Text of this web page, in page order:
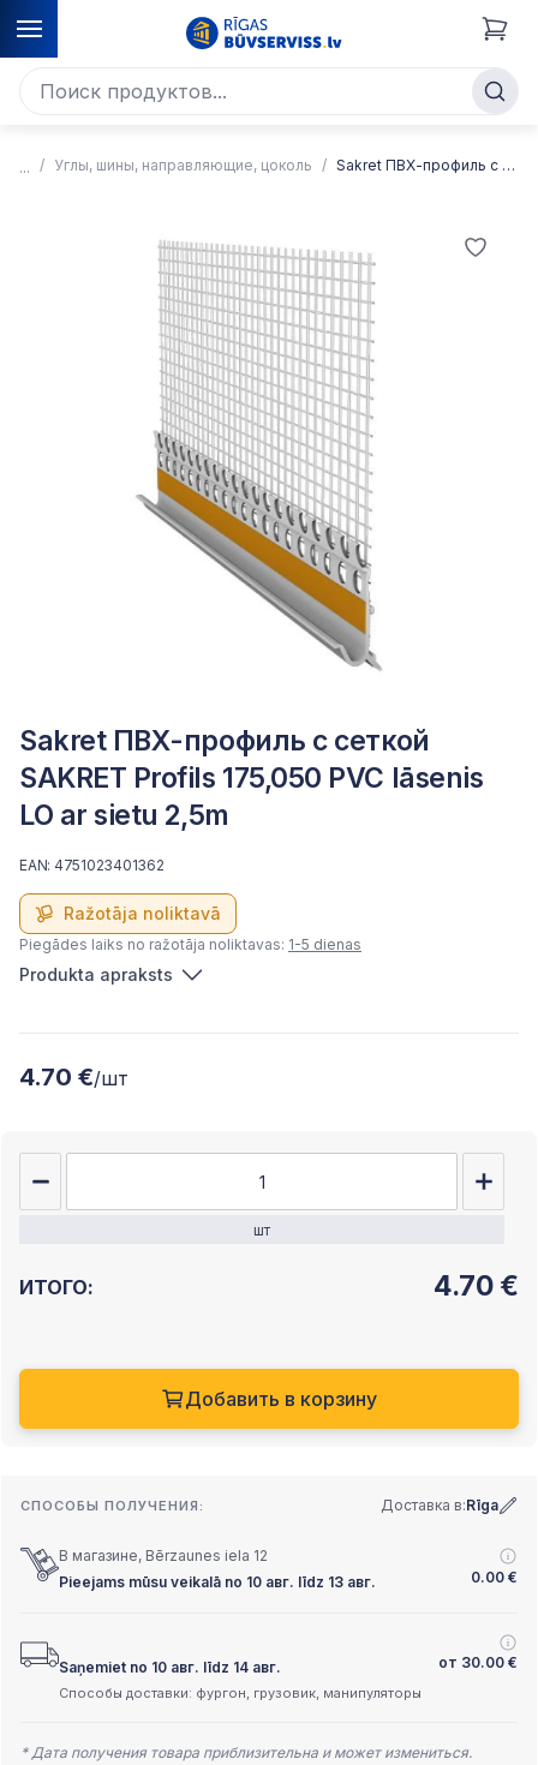
Углы, шины, направляющие, цоколь Sakret ПВХ-профиль с сеткой
Sakret ПВХ-профиль с сеткой
SAKRET Profils 175,050 PVC lāsenis
LO ar sietu 2,5m
Ražotāja noliktavā
EAN: 4751023401362
Piegādes laiks no ražotāja noliktavas: 1-5 dienas
Produkta apraksts
4.70 €/шт
шт
ИТОГО: 4.70 €
Добавить в корзину
СПОСОБЫ ПОЛУЧЕНИЯ: Доставка в:Rīga
В магазине, Bērzaunes iela 12
Pieejams mūsu veikalā no 10 авг. līdz 13 авг.
0.00 €
Saņemiet no 10 авг. līdz 14 авг. от 30.00 €
Способы доставки: фургон, грузовик, манипуляторы
* Дата получения товара приблизительна и может измениться.